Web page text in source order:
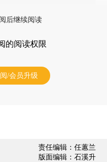
后继续阅读
的阅读权限
/会员升级
责任编辑：任蕙兰
版面编辑：石溪升